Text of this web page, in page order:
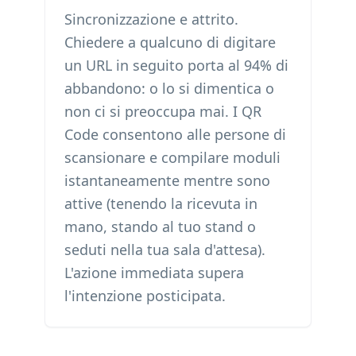
Sincronizzazione e attrito.
Chiedere a qualcuno di digitare
un URL in seguito porta al 94% di
abbandono: o lo si dimentica o
non ci si preoccupa mai. I QR
Code consentono alle persone di
scansionare e compilare moduli
istantaneamente mentre sono
attive (tenendo la ricevuta in
mano, stando al tuo stand o
seduti nella tua sala d'attesa).
L'azione immediata supera
l'intenzione posticipata.